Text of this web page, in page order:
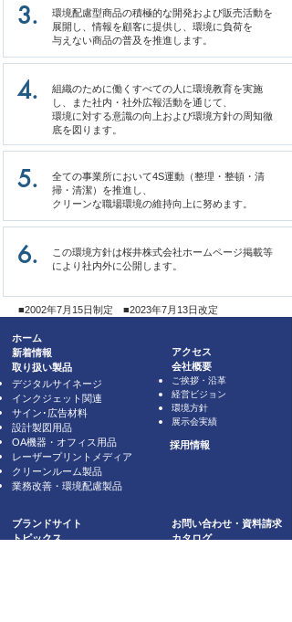
環境配慮型商品の積極的な開発および販売活動を
展開し、情報を顧客に提供し、環境に負荷を
与えない商品の普及を推進します。
3.
組織のために働くすべての人に環境教育を実施
し、また社内・社外広報活動を通じて、
環境に対する意識の向上および環境方針の周知徹
底を図ります。
4.
全ての事業所において4S運動（整理・整頓・清
掃・清潔）を推進し、
クリーンな職場環境の維持向上に努めます。
5.
この環境方針は桜井株式会社ホームページ掲載等
により社内外に公開します。
6.
■2002年7月15日制定 ■2023年7月13日改定
ホーム
新着情報
取り扱い製品
デジタルサイネージ
インクジェット関連
サイン･広告材料
設計製図用品
OA機器・オフィス用品
レーザープリントメディア
クリーンルーム製品
業務改善・環境配慮製品
アクセス
会社概要
ご挨拶・沿革
経営ビジョン
環境方針
展示会実績
採用情報
ブランドサイト
​​トピックス
お問い合わせ・資料請求
​カタログ